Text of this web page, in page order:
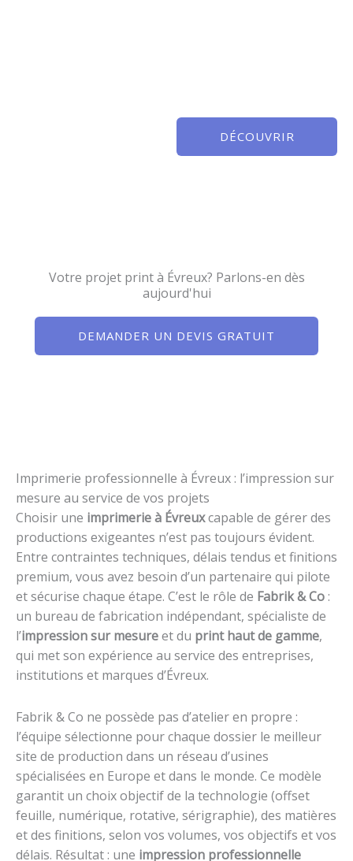
DÉCOUVRIR
Votre projet print à Évreux? Parlons-en dès
aujourd'hui
DEMANDER UN DEVIS GRATUIT
Imprimerie professionnelle à Évreux : l’impression sur
mesure au service de vos projets
Choisir une imprimerie à Évreuxcapable de gérer des
productions exigeantes n’est pas toujours évident.
Entre contraintes techniques, délais tendus et finitions
premium, vous avez besoin d’un partenaire qui pilote
et sécurise chaque étape. C’est le rôle de Fabrik & Co :
un bureau de fabrication indépendant, spécialiste de
l’impression sur mesureet du print haut de gamme,
qui met son expérience au service des entreprises,
institutions et marques d’Évreux.
Fabrik & Co ne possède pas d’atelier en propre :
l’équipe sélectionne pour chaque dossier le meilleur
site de production dans un réseau d’usines
spécialisées en Europe et dans le monde. Ce modèle
garantit un choix objectif de la technologie (offset
feuille, numérique, rotative, sérigraphie), des matières
et des finitions, selon vos volumes, vos objectifs et vos
délais. Résultat : une impression professionnelle